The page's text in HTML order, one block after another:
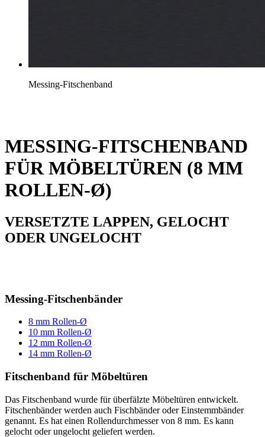
Messing-Fitschenband
MESSING-FITSCHENBAND
FÜR MÖBELTÜREN (8 MM
ROLLEN-Ø)
VERSETZTE LAPPEN, GELOCHT
ODER UNGELOCHT
Messing-Fitschenbänder
8 mm Rollen-Ø
10 mm Rollen-Ø
12 mm Rollen-Ø
14 mm Rollen-Ø
Fitschenband für Möbeltüren
Das Fitschenband wurde für überfälzte Möbeltüren entwickelt.
Fitschenbänder werden auch Fischbänder oder Einstemmbänder
genannt. Es hat einen Rollendurchmesser von 8 mm. Es kann
gelocht oder ungelocht geliefert werden.